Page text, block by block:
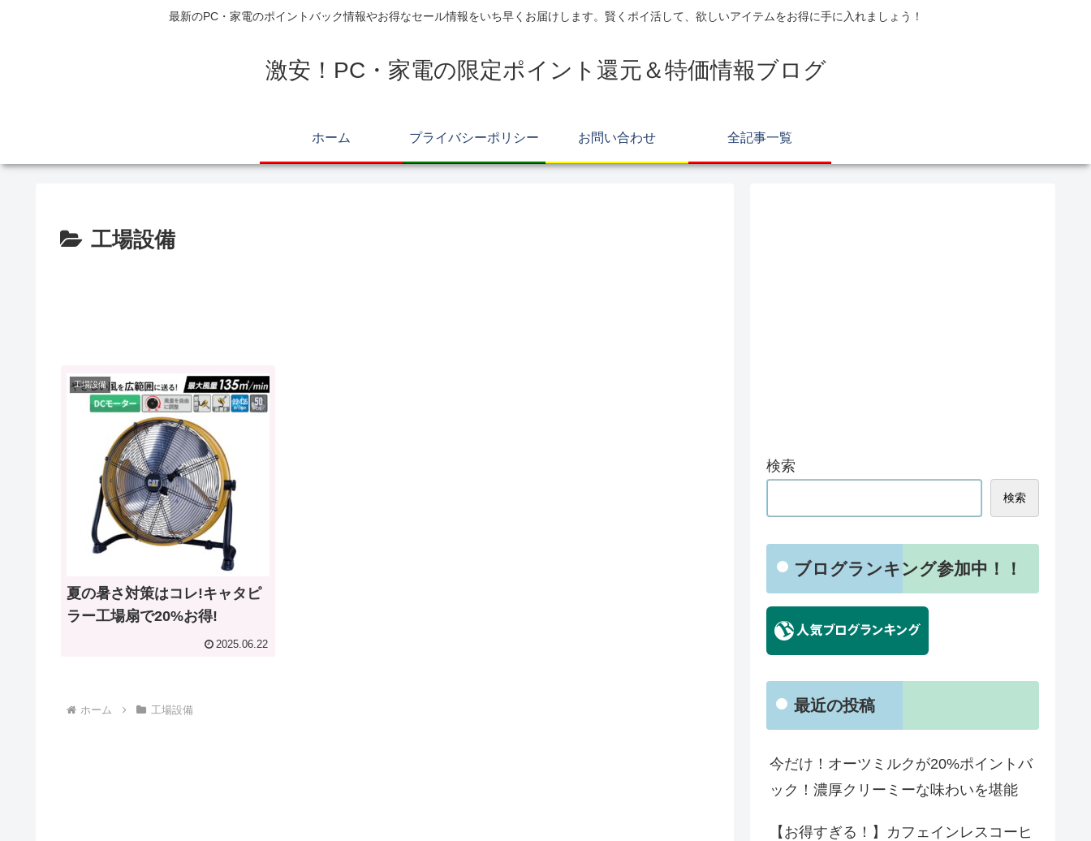
最新のPC・家電のポイントバック情報やお得なセール情報をいち早くお届けします。賢くポイ活して、欲しいアイテムをお得に手に入れましょう！
激安！PC・家電の限定ポイント還元＆特価情報ブログ
ホーム プライバシーポリシー お問い合わせ 全記事一覧
工場設備
工場設備
夏の暑さ対策はコレ!キャタピ
ラー工場扇で20%お得!
2025.06.22
ホーム 工場設備
検索
検索
ブログランキング参加中！！
最近の投稿
今だけ！オーツミルクが20%ポイントバ
ック！濃厚クリーミーな味わいを堪能
【お得すぎる！】カフェインレスコーヒ